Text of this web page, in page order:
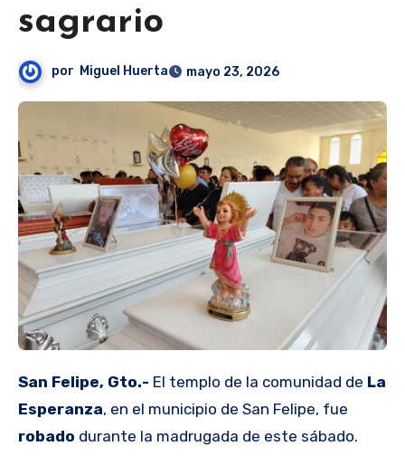
sagrario
por Miguel Huerta mayo 23, 2026
San Felipe, Gto.- El templo de la comunidad de La
Esperanza, en el municipio de San Felipe, fue
robado durante la madrugada de este sábado.